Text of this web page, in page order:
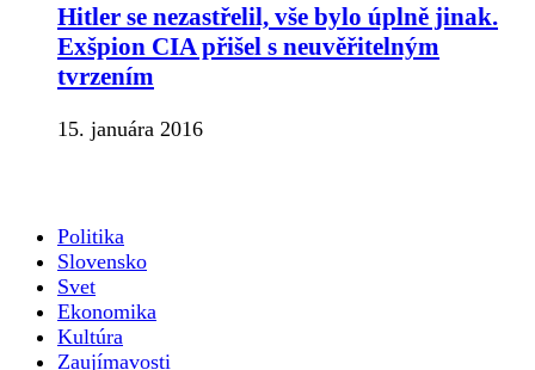
Hitler se nezastřelil, vše bylo úplně jinak.
Exšpion CIA přišel s neuvěřitelným
tvrzením
15. januára 2016
Politika
Slovensko
Svet
Ekonomika
Kultúra
Zaujímavosti